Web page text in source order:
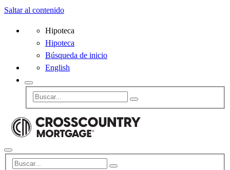
Saltar al contenido
Hipoteca
Hipoteca
Búsqueda de inicio
English